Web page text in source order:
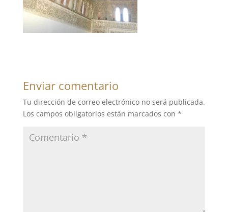
Enviar comentario
Tu dirección de correo electrónico no será publicada.
Los campos obligatorios están marcados con *